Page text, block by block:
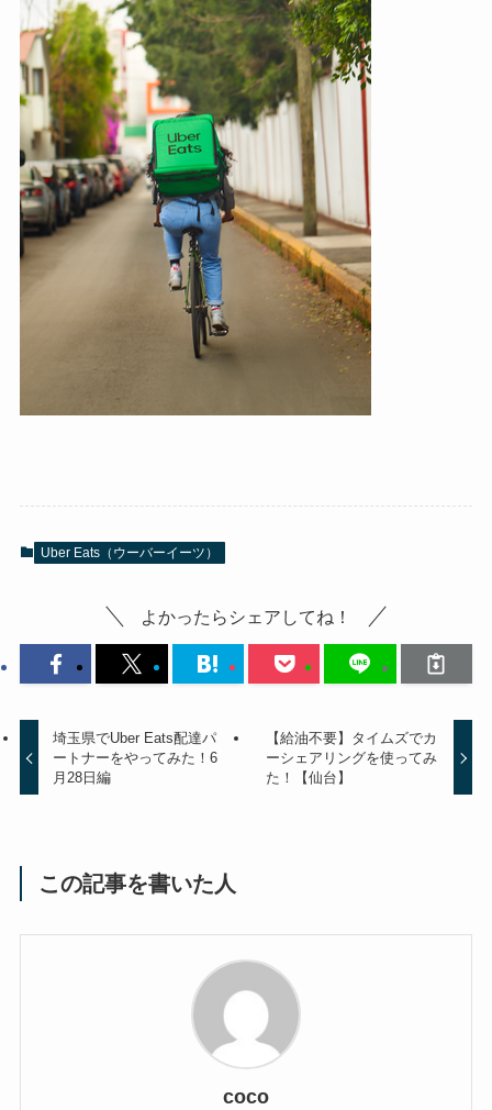
Uber Eats（ウーバーイーツ）
よかったらシェアしてね！
埼玉県でUber Eats配達パ
ートナーをやってみた！6
月28日編
【給油不要】タイムズでカ
ーシェアリングを使ってみ
た！【仙台】
この記事を書いた人
coco